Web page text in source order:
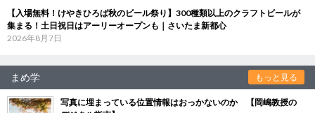
【入場無料！けやきひろば秋のビール祭り】300種類以上のクラフトビールが
集まる！土日祝日はアーリーオープンも｜さいたま新都心
2026年8月7日
まめ学 もっと見る
写真に埋まっている位置情報はおっかないのか 【岡嶋教授の